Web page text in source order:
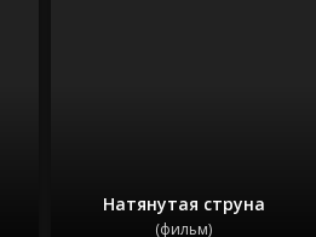
Натянутая струна
(фильм)